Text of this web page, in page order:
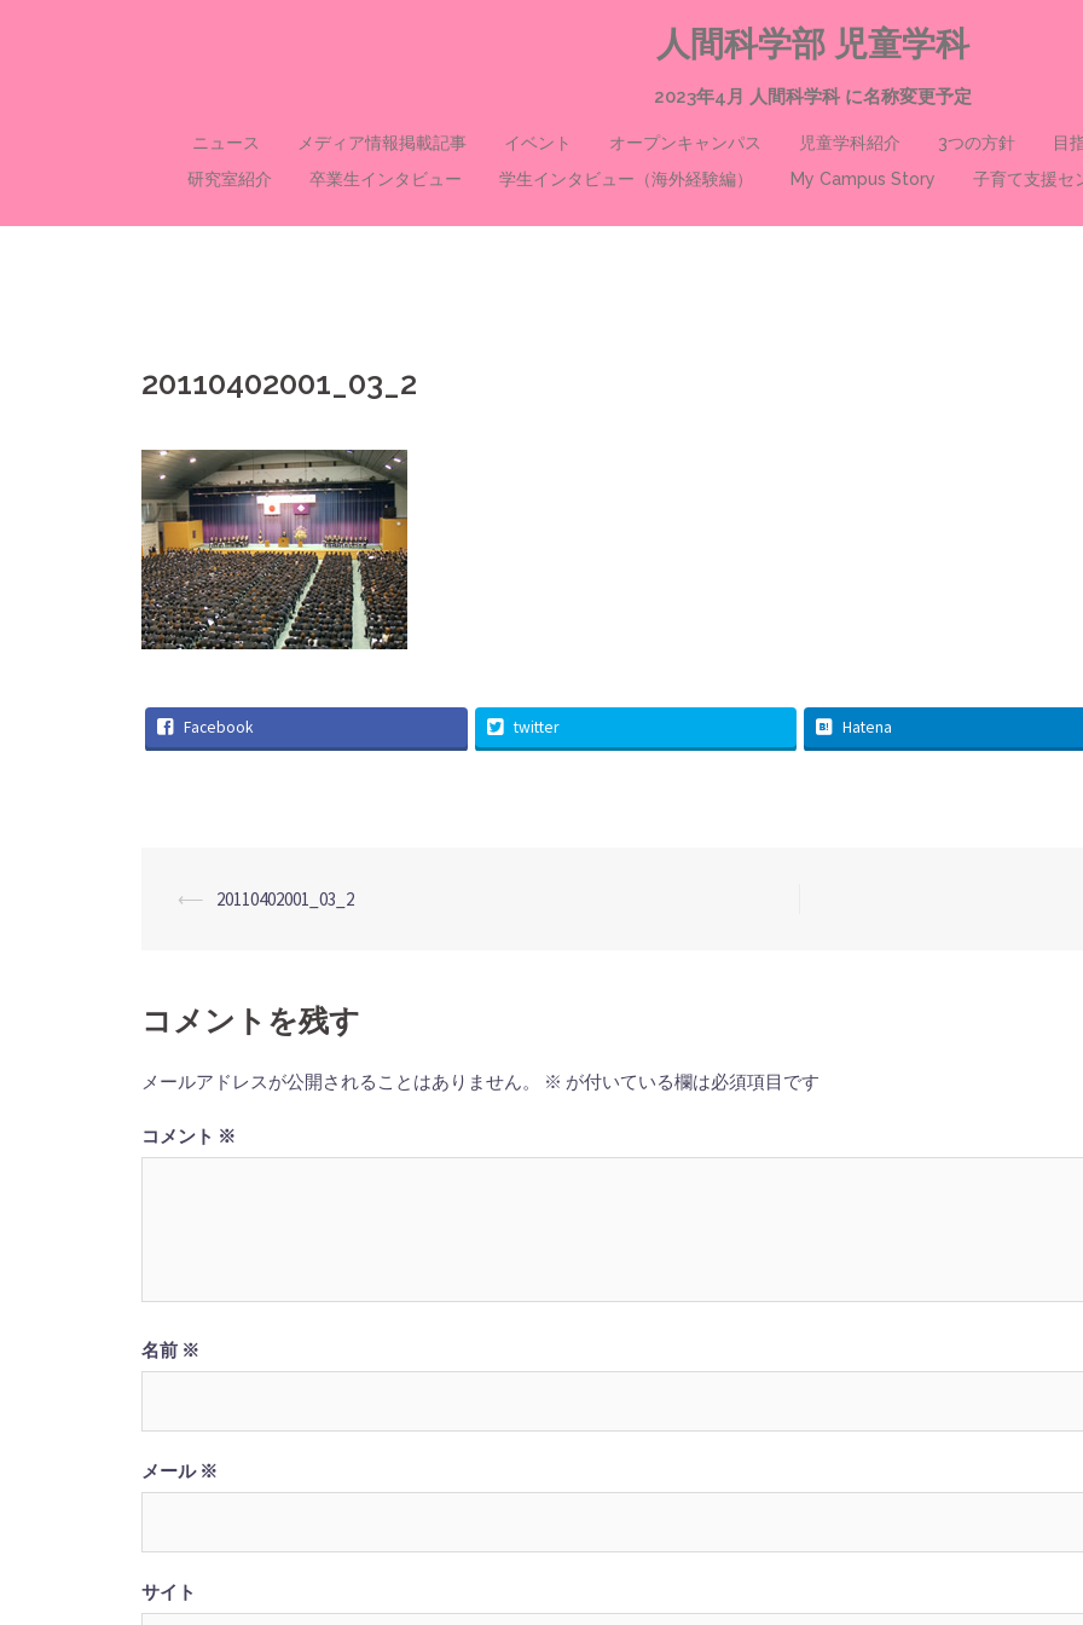
キ
人間科学部 児童学科
2023年4月 人間科学科 に名称変更予定
ニュース メディア情報掲載記事 イベント オープンキャンパス 児童学科紹介 3つの方針 目
研究室紹介
卒業生インタビュー 学生インタビュー（海外経験編） My Campus Story 子育て支援セ
20110402001_03_2
Facebook twitter Hatena
投
ゲ
ー
シ
ン
⟵ 20110402001_03_2
コメントを残す
メールアドレスが公開されることはありません。 ※ が付いている欄は必須項目です
コメント ※
名前 ※
メール ※
サイト